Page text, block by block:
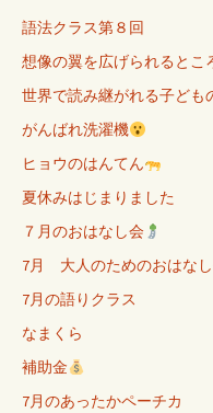
語法クラス第８回
想像の翼を広げられるとこ
世界で読み継がれる子ども
がんばれ洗濯機
ヒョウのはんてん
夏休みはじまりました
７月のおはなし会
7月 大人のためのおはな
7月の語りクラス
なまくら
補助金
7月のあったかペーチカ